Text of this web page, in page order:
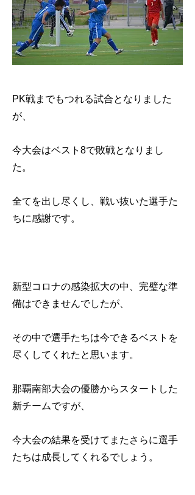
PK戦までもつれる試合となりました
が、
今大会はベスト8で敗戦となりまし
た。
全てを出し尽くし、戦い抜いた選手た
ちに感謝です。
新型コロナの感染拡大の中、完璧な準
備はできませんでしたが、
その中で選手たちは今できるベストを
尽くしてくれたと思います。
那覇南部大会の優勝からスタートした
新チームですが、
今大会の結果を受けてまたさらに選手
たちは成長してくれるでしょう。